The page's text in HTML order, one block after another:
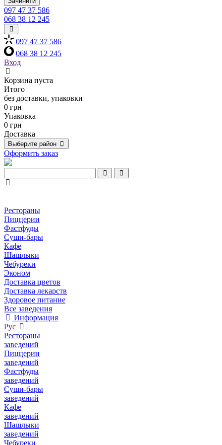
097 47 37 586
068 38 12 245
097 47 37 586
068 38 12 245
Вход
Корзина пуста
Итого
без доставки, упаковки
0 грн
Упаковка
0 грн
Доставка
Выберите район
Оформить заказ
Рестораны
Пиццерии
Фастфуды
Суши-бары
Кафе
Шашлыки
Чебуреки
Эконом
Доставка цветов
Доставка лекарств
Здоровое питание
Все заведения
Информация
Рус
Рестораны
заведений
Пиццерии
заведений
Фастфуды
заведений
Суши-бары
заведений
Кафе
заведений
Шашлыки
заведений
Чебуреки